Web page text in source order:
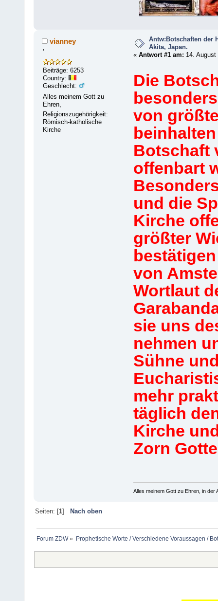
vianney
'
Beiträge: 6253
Country:
Geschlecht:
Alles meinem Gott zu
Ehren,
Religionszugehörigkeit:
Römisch-katholische
Kirche
Antw:Botschaften der
Akita, Japan.
« Antwort #1 am: 14.
Die
von
Botschaft
offenbart
und die
Kirche
größter
von
Wortlaut
sie uns
nehmen
Sühne
mehr
täglich
Kirche
Zorn
Alles meinem Gott zu Ehren, in der
Seiten: [1] Nach oben
Forum ZDW» Prophetische Worte / Verschiedene Voraussagen /